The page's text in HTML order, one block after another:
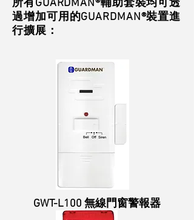
所有GUARDMAN®輔助套裝均可透
過增加可用的GUARDMAN®裝置進
行擴展：
GWT-L100 無線門窗警報器